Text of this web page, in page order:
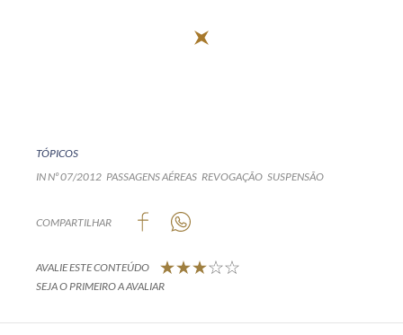
TÓPICOS
IN Nº 07/2012 PASSAGENS AÉREAS REVOGAÇÃO SUSPENSÃO
COMPARTILHAR
AVALIE ESTE CONTEÚDO
SEJA O PRIMEIRO A AVALIAR